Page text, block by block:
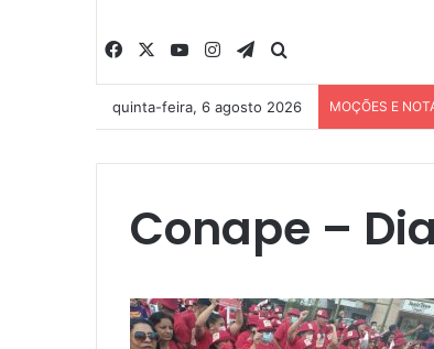
Facebook YouTubeInstagramTelegram
quinta-feira, 6 agosto 2026 MOÇÕES E
Conape –